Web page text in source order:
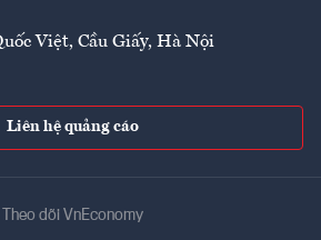
Việt, Cầu Giấy, Hà Nội
Liên hệ quảng cáo
Theo dõi VnEconomy